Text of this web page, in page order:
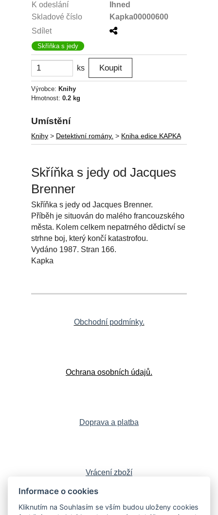
K odeslání
Ihned
Skladové číslo
Kapka00000600
Sdílet
Skříňka s jedy
ks
Výrobce: Knihy
Hmotnost: 0.2 kg
Umístění
Knihy > Detektivní romány. > Kniha edice KAPKA
Skříňka s jedy od Jacques
Brenner
Skříňka s jedy od Jacques Brenner.
Příběh je situován do malého francouzského
města. Kolem celkem nepatrného dědictví se
strhne boj, který končí katastrofou.
Vydáno 1987. Stran 166.
Kapka
Obchodní podmínky.
Ochrana osobních údajů.
Doprava a platba
Vrácení zboží
Informace o cookies
Kliknutím na Souhlasím se vším budou uloženy cookies